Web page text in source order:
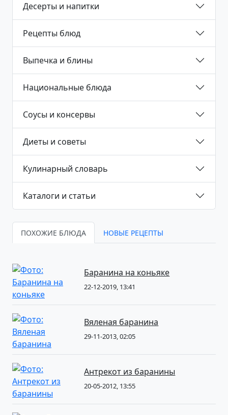
Десерты и напитки
Рецепты блюд
Выпечка и блины
Национальные блюда
Соусы и консервы
Диеты и советы
Кулинарный словарь
Каталоги и статьи
ПОХОЖИЕ БЛЮДА НОВЫЕ РЕЦЕПТЫ
Баранина на коньяке
22-12-2019, 13:41
Вяленая баранина
29-11-2013, 02:05
Антрекот из баранины
20-05-2012, 13:55